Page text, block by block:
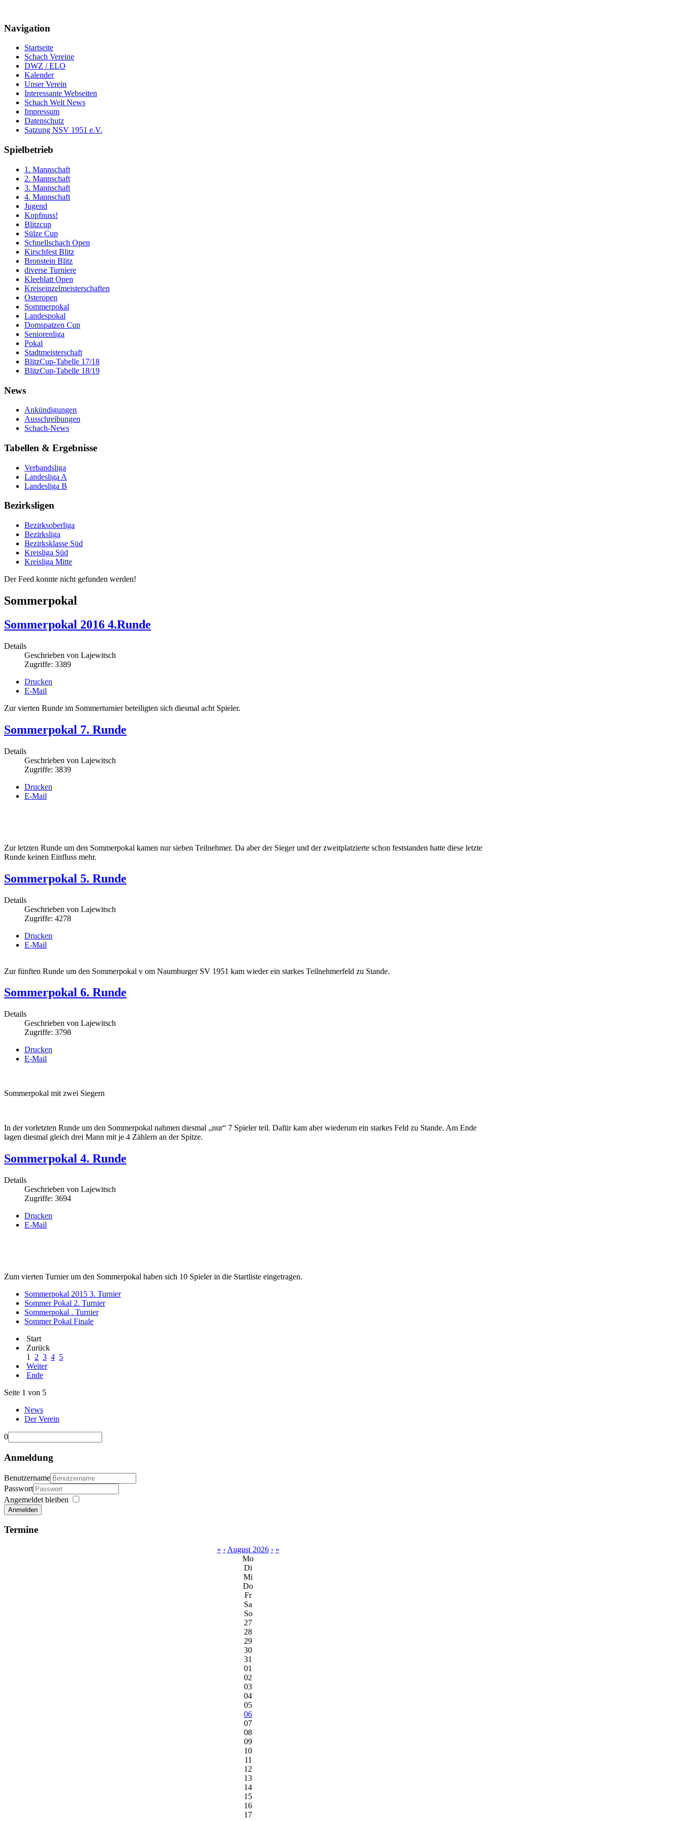
Navigation
Startseite
Schach Vereine
DWZ / ELO
Kalender
Unser Verein
Interessante Webseiten
Schach Welt News
Impressum
Datenschutz
Satzung NSV 1951 e.V.
Spielbetrieb
1. Mannschaft
2. Mannschaft
3. Mannschaft
4. Mannschaft
Jugend
Kopfnuss!
Blitzcup
Sülze Cup
Schnellschach Open
Kirschfest Blitz
Bronstein Blitz
diverse Turniere
Kleeblatt Open
Kreiseinzelmeisterschaften
Osteropen
Sommerpokal
Landespokal
Domspatzen Cup
Seniorenliga
Pokal
Stadtmeisterschaft
BlitzCup-Tabelle 17/18
BlitzCup-Tabelle 18/19
News
Ankündigungen
Ausschreibungen
Schach-News
Tabellen & Ergebnisse
Verbandsliga
Landesliga A
Landesliga B
Bezirksligen
Bezirksoberliga
Bezirksliga
Bezirksklasse Süd
Kreisliga Süd
Kreisliga Mitte
Der Feed konnte nicht gefunden werden!
Sommerpokal
Sommerpokal 2016 4.Runde
Details
Geschrieben von Lajewitsch
Zugriffe: 3389
Drucken
E-Mail
Zur vierten Runde im Sommerturnier beteiligten sich diesmal acht Spieler.
Sommerpokal 7. Runde
Details
Geschrieben von Lajewitsch
Zugriffe: 3839
Drucken
E-Mail
Zur letzten Runde um den Sommerpokal kamen nur sieben Teilnehmer. Da aber der Sieger und der zweitplatzierte schon feststanden hatte diese letzte
Runde keinen Einfluss mehr.
Sommerpokal 5. Runde
Details
Geschrieben von Lajewitsch
Zugriffe: 4278
Drucken
E-Mail
Zur fünften Runde um den Sommerpokal v om Naumburger SV 1951 kam wieder ein starkes Teilnehmerfeld zu Stande.
Sommerpokal 6. Runde
Details
Geschrieben von Lajewitsch
Zugriffe: 3798
Drucken
E-Mail
Sommerpokal mit zwei Siegern
In der vorletzten Runde um den Sommerpokal nahmen diesmal „nur“ 7 Spieler teil. Dafür kam aber wiederum ein starkes Feld zu Stande. Am Ende
lagen diesmal gleich drei Mann mit je 4 Zählern an der Spitze.
Sommerpokal 4. Runde
Details
Geschrieben von Lajewitsch
Zugriffe: 3694
Drucken
E-Mail
Zum vierten Turnier um den Sommerpokal haben sich 10 Spieler in die Startliste eingetragen.
Sommerpokal 2015 3. Turnier
Sommer Pokal 2. Turnier
Sommerpokal . Turnier
Sommer Pokal Finale
Start
Zurück
1
2 3 4 5
Weiter
Ende
Seite 1 von 5
News
Der Verein
0
Anmeldung
Benutzername
Passwort
Angemeldet bleiben
Anmelden
Termine
« ‹ August 2026 › »
Mo
Di
Mi
Do
Fr
Sa
So
27
28
29
30
31
01
02
03
04
05
06
07
08
09
10
11
12
13
14
15
16
17